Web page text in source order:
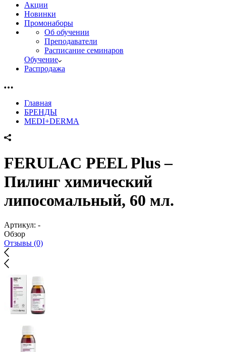
Акции
Новинки
Промонаборы
Об обучении
Преподаватели
Расписание семинаров
Обучение
Распродажа
Главная
БРЕНДЫ
MEDI+DERMA
FERULAC PEEL Plus –
Пилинг химический
липосомальный, 60 мл.
Артикул: -
Обзор
Отзывы (0)